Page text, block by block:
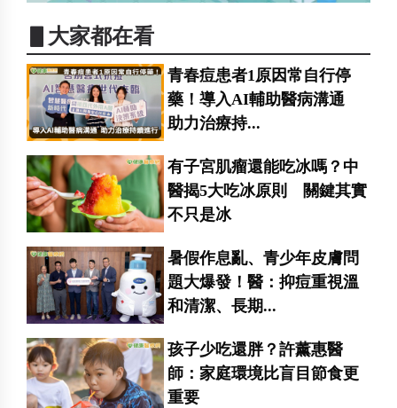
▋大家都在看
青春痘患者1原因常自行停
藥！導入AI輔助醫病溝通
助力治療持...
有子宮肌瘤還能吃冰嗎？中
醫揭5大吃冰原則 關鍵其實
不只是冰
暑假作息亂、青少年皮膚問
題大爆發！醫：抑痘重視溫
和清潔、長期...
孩子少吃還胖？許薰惠醫
師：家庭環境比盲目節食更
重要